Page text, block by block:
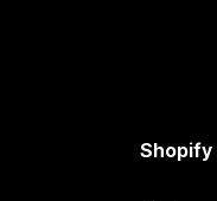
Shopify